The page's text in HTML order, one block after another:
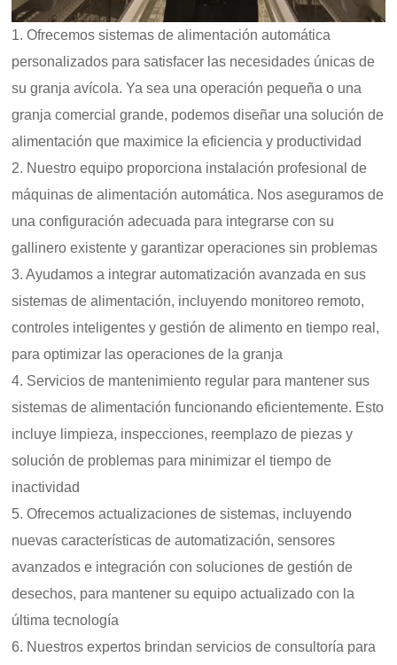
1. Ofrecemos sistemas de alimentación automática
personalizados para satisfacer las necesidades únicas de
su granja avícola. Ya sea una operación pequeña o una
granja comercial grande, podemos diseñar una solución de
alimentación que maximice la eficiencia y productividad
2. Nuestro equipo proporciona instalación profesional de
máquinas de alimentación automática. Nos aseguramos de
una configuración adecuada para integrarse con su
gallinero existente y garantizar operaciones sin problemas
3. Ayudamos a integrar automatización avanzada en sus
sistemas de alimentación, incluyendo monitoreo remoto,
controles inteligentes y gestión de alimento en tiempo real,
para optimizar las operaciones de la granja
4. Servicios de mantenimiento regular para mantener sus
sistemas de alimentación funcionando eficientemente. Esto
incluye limpieza, inspecciones, reemplazo de piezas y
solución de problemas para minimizar el tiempo de
inactividad
5. Ofrecemos actualizaciones de sistemas, incluyendo
nuevas características de automatización, sensores
avanzados e integración con soluciones de gestión de
desechos, para mantener su equipo actualizado con la
última tecnología
6. Nuestros expertos brindan servicios de consultoría para